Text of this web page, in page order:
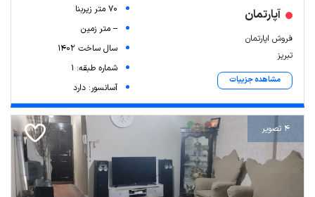
آپارتمان
فروش اپارتمان
تبریز
مشاهده جزییات
70 متر زیربنا
-- متر زمین
سال ساخت 1402
شماره طبقه: 1
آسانسور: دارد
4 تصویر